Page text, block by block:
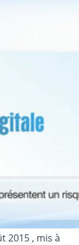
2015 , mis à